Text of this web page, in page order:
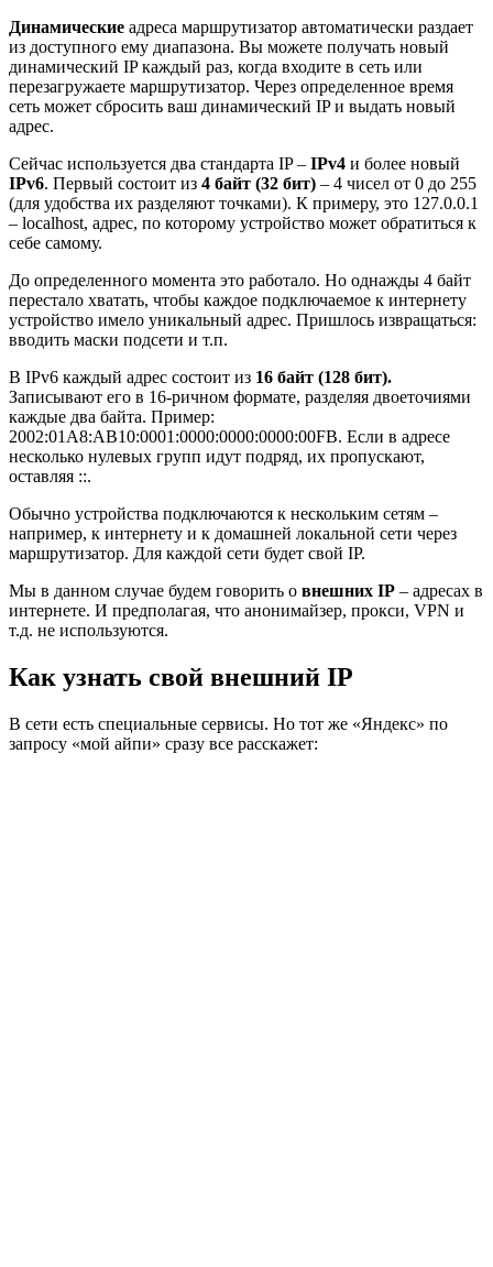
Динамические адреса маршрутизатор автоматически раздает
из доступного ему диапазона. Вы можете получать новый
динамический IP каждый раз, когда входите в сеть или
перезагружаете маршрутизатор. Через определенное время
сеть может сбросить ваш динамический IP и выдать новый
адрес.
Сейчас используется два стандарта IP – IPv4 и более новый
IPv6. Первый состоит из 4 байт (32 бит) – 4 чисел от 0 до 255
(для удобства их разделяют точками). К примеру, это 127.0.0.1
– localhost, адрес, по которому устройство может обратиться к
себе самому.
До определенного момента это работало. Но однажды 4 байт
перестало хватать, чтобы каждое подключаемое к интернету
устройство имело уникальный адрес. Пришлось извращаться:
вводить маски подсети и т.п.
В IPv6 каждый адрес состоит из 16 байт (128 бит).
Записывают его в 16-ричном формате, разделяя двоеточиями
каждые два байта. Пример:
2002:01А8:AВ10:0001:0000:0000:0000:00FB. Если в адресе
несколько нулевых групп идут подряд, их пропускают,
оставляя ::.
Обычно устройства подключаются к нескольким сетям –
например, к интернету и к домашней локальной сети через
маршрутизатор. Для каждой сети будет свой IP.
Мы в данном случае будем говорить о внешних IP – адресах в
интернете. И предполагая, что анонимайзер, прокси, VPN и
т.д. не используются.
Как узнать свой внешний IP
В сети есть специальные сервисы. Но тот же «Яндекс» по
запросу «мой айпи» сразу все расскажет: